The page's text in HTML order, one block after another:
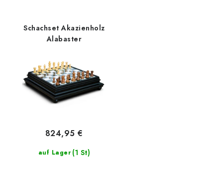
Schachset Akazienholz
Alabaster
auf Lager (1 St)
824,95 €